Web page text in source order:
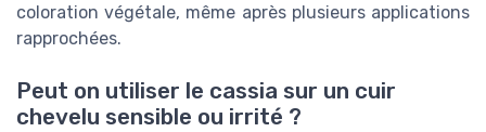
coloration végétale, même après plusieurs applications
rapprochées.
Peut on utiliser le cassia sur un cuir
chevelu sensible ou irrité ?